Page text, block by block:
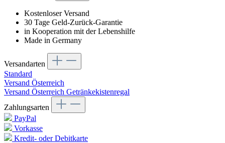
Kostenloser Versand
30 Tage Geld-Zurück-Garantie
in Kooperation mit der Lebenshilfe
Made in Germany
Versandarten
Standard
Versand Österreich
Versand Österreich Getränkekistenregal
Zahlungsarten
PayPal
Vorkasse
Kredit- oder Debitkarte